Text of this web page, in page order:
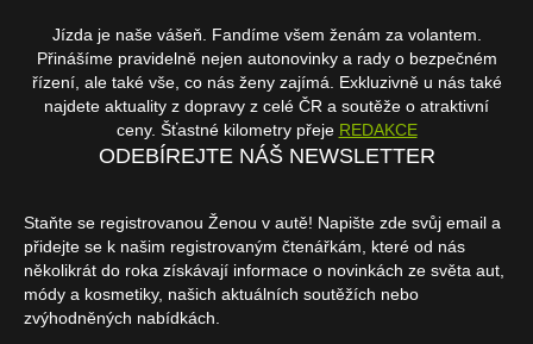
Jízda je naše vášeň. Fandíme všem ženám za volantem.
Přinášíme pravidelně nejen autonovinky a rady o bezpečném
řízení, ale také vše, co nás ženy zajímá. Exkluzivně u nás také
najdete aktuality z dopravy z celé ČR a soutěže o atraktivní
ceny. Šťastné kilometry přeje REDAKCE
ODEBÍREJTE NÁŠ NEWSLETTER
Staňte se registrovanou Ženou v autě! Napište zde svůj email a
přidejte se k našim registrovaným čtenářkám, které od nás
několikrát do roka získávají informace o novinkách ze světa aut,
módy a kosmetiky, našich aktuálních soutěžích nebo
zvýhodněných nabídkách.